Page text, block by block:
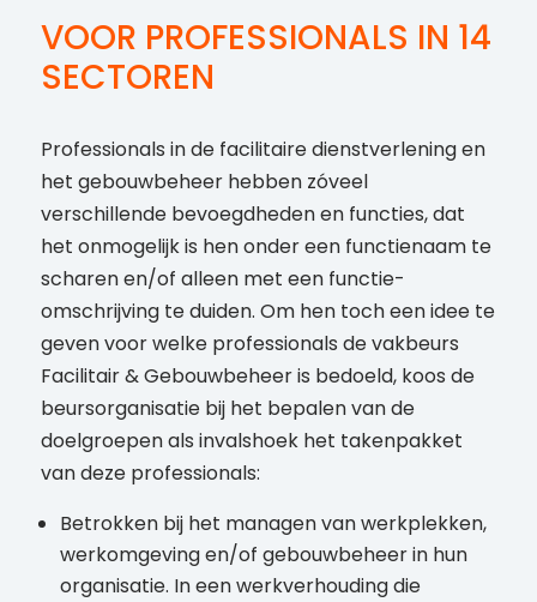
VOOR PROFESSIONALS IN 14
SECTOREN
Professionals in de facilitaire dienstverlening en
het gebouwbeheer hebben zóveel
verschillende bevoegdheden en functies, dat
het onmogelijk is hen onder een functienaam te
scharen en/of alleen met een functie-
omschrijving te duiden. Om hen toch een idee te
geven voor welke professionals de vakbeurs
Facilitair & Gebouwbeheer is bedoeld, koos de
beursorganisatie bij het bepalen van de
doelgroepen als invalshoek het takenpakket
van deze professionals:
Betrokken bij het managen van werkplekken,
werkomgeving en/of gebouwbeheer in hun
organisatie. In een werkverhouding die